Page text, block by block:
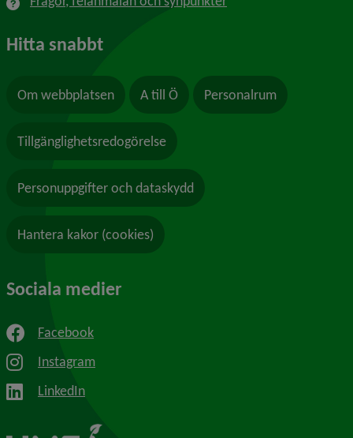
Hitta snabbt
Om webbplatsen A till Ö Personalrum
Tillgänglighetsredogörelse
Personuppgifter och dataskydd
Hantera kakor (cookies)
Sociala medier
Facebook
Instagram
LinkedIn